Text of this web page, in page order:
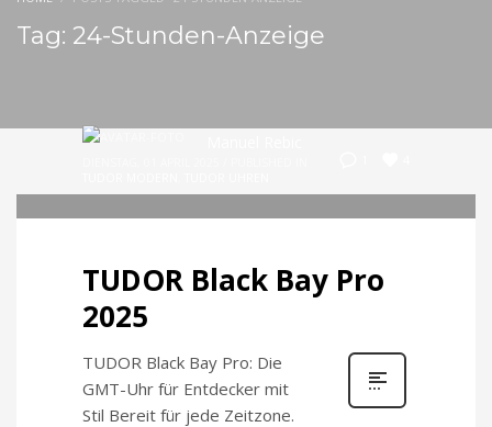
Tag: 24-Stunden-Anzeige
TUDOR Black Bay Pro
2025
TUDOR Black Bay Pro: Die
GMT-Uhr für Entdecker mit
Stil Bereit für jede Zeitzone.